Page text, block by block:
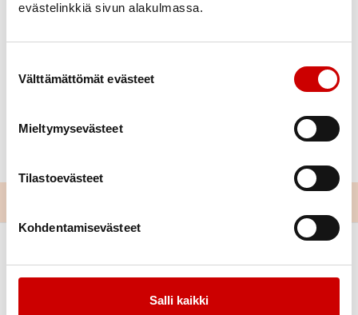
evästelinkkiä sivun alakulmassa.
Välttämättömät evästeet
Mieltymysevästeet
Tilastoevästeet
Kohdentamisevästeet
Salli kaikki
Tunti on juuri
Äänimaljat ja gongit